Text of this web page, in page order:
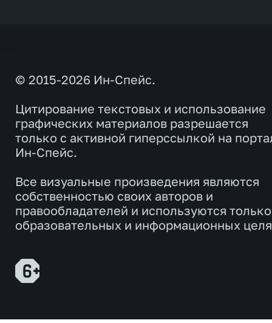
© 2015-2026 Ин-Спейс.
Цитирование текстовых и использование
графических материалов разрешается
только с активной гиперссылкой на
Ин-Спейс.
Все визуальные произведения являются
собственностью своих авторов и
правообладателей и используются
образовательных и информационных